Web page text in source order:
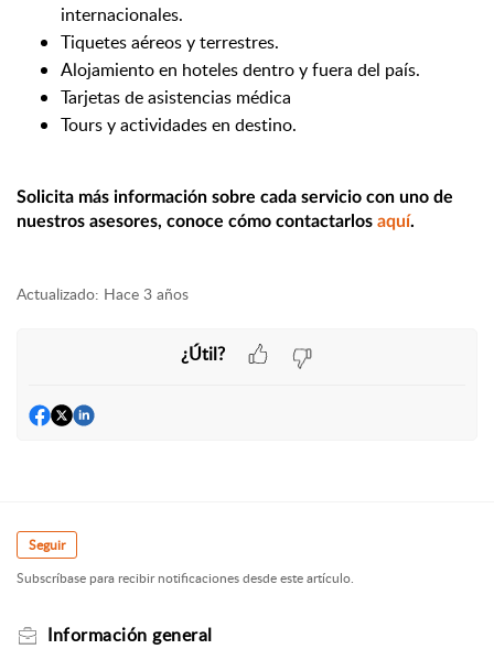
internacionales.
Tiquetes aéreos y terrestres.
Alojamiento en hoteles dentro y fuera del país.
Tarjetas de asistencias médica
Tours y actividades en destino.
Solicita más información sobre cada servicio con uno de
nuestros asesores, conoce cómo contactarlos aquí.
Actualizado: Hace 3 años
¿Útil?
Seguir
Subscríbase para recibir notificaciones desde este artículo.
Información general